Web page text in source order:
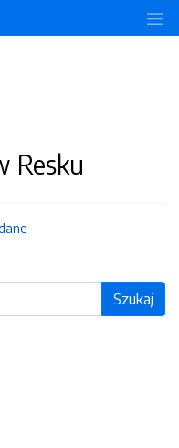
Resku
Szukaj